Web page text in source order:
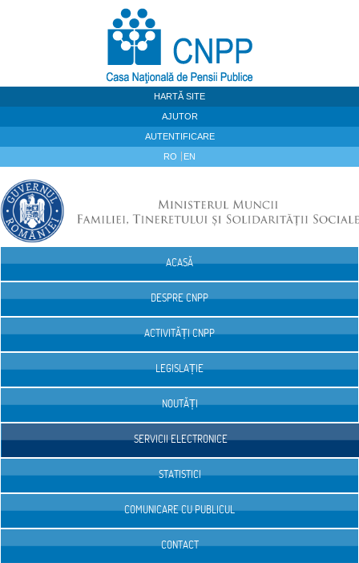
HARTĂ SITE
AJUTOR
AUTENTIFICARE
RO EN
ACASĂ
DESPRE CNPP
ACTIVITĂȚI CNPP
LEGISLAȚIE
NOUTĂȚI
SERVICII ELECTRONICE
STATISTICI
COMUNICARE CU PUBLICUL
CONTACT